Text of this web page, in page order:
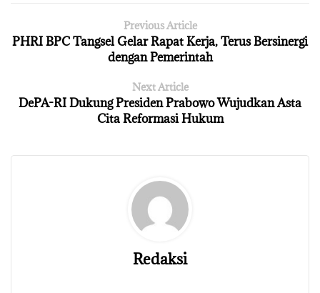
Previous Article
PHRI BPC Tangsel Gelar Rapat Kerja, Terus Bersinergi
dengan Pemerintah
Next Article
DePA-RI Dukung Presiden Prabowo Wujudkan Asta
Cita Reformasi Hukum
Redaksi